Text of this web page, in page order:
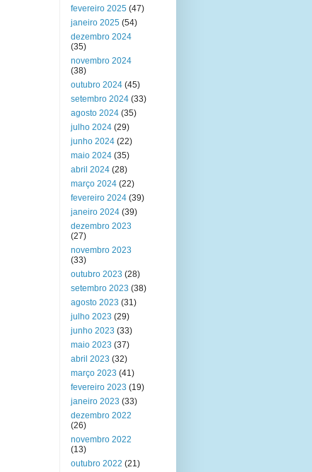
fevereiro 2025 (47)
janeiro 2025 (54)
dezembro 2024
(35)
novembro 2024
(38)
outubro 2024 (45)
setembro 2024 (33)
agosto 2024 (35)
julho 2024 (29)
junho 2024 (22)
maio 2024 (35)
abril 2024 (28)
março 2024 (22)
fevereiro 2024 (39)
janeiro 2024 (39)
dezembro 2023
(27)
novembro 2023
(33)
outubro 2023 (28)
setembro 2023 (38)
agosto 2023 (31)
julho 2023 (29)
junho 2023 (33)
maio 2023 (37)
abril 2023 (32)
março 2023 (41)
fevereiro 2023 (19)
janeiro 2023 (33)
dezembro 2022
(26)
novembro 2022
(13)
outubro 2022 (21)